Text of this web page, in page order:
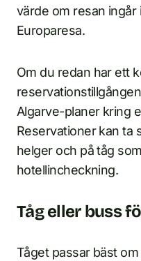
värde om resan ingår
Europaresa.
Om du redan har ett
Algarve-planer kring
Reservationer kan ta
helger och på tåg
hotellincheckning.
Tåg eller buss
Tåget passar bäst